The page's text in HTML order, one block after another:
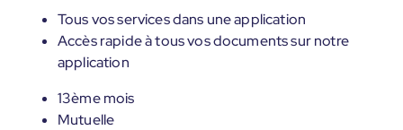
Tous vos services dans une application
Accès rapide à tous vos documents sur notre
application
13ème mois
Mutuelle